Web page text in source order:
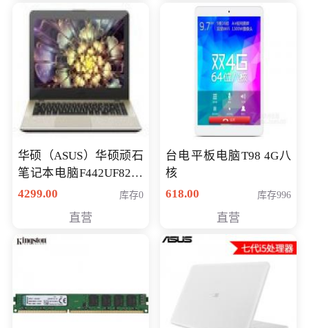
华硕（ASUS）华硕顽石
笔记本电脑F442UF8250
八代独显轻薄办公商务
4299.00 库存0
直营
台电平板电脑T98 4G八
核
618.00
库存996
直营